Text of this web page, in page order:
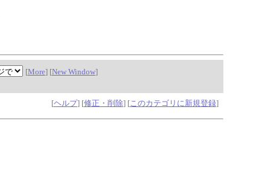
[More] [New Window]
[ヘルプ] [修正・削除] [このカテゴリに新規登録]